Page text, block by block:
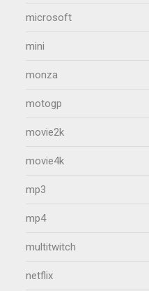
microsoft
mini
monza
motogp
movie2k
movie4k
mp3
mp4
multitwitch
netflix